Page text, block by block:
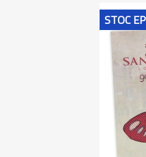
STOC